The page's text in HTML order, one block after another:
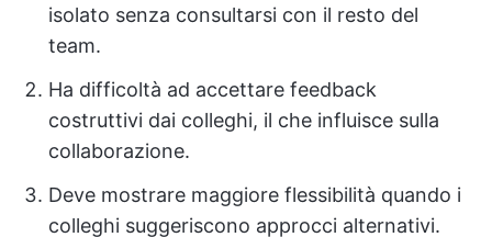
isolato senza consultarsi con il resto del
team.
Ha difficoltà ad accettare feedback
costruttivi dai colleghi, il che influisce sulla
collaborazione.
Deve mostrare maggiore flessibilità quando i
colleghi suggeriscono approcci alternativi.